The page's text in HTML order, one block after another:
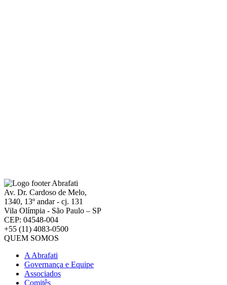
Av. Dr. Cardoso de Melo,
1340, 13º andar - cj. 131
Vila Olímpia - São Paulo – SP
CEP: 04548-004
+55 (11) 4083-0500
QUEM SOMOS
A Abrafati
Governança e Equipe
Associados
Comitês